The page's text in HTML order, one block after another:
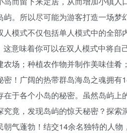
。所以尽可能为游客打造一场
模式不仅包括单人模式中的全
意味着你可以在双人模式中将自
场；种植农作物并制作美味佳
！广阔的热带群岛海岛之魂拥有
于各个小岛的秘密。虽然岛屿上
竟，发现岛屿的惊天秘密？探
气蓬勃！结交14余名独特的人